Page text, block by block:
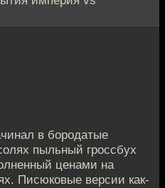
в бородатые
пыльный гроссбух
ценами на
Писюковые версии как-